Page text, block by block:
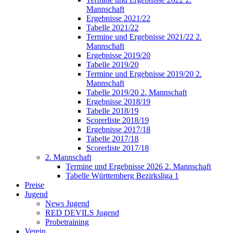
Mannschaft
Ergebnisse 2021/22
Tabelle 2021/22
Termine und Ergebnisse 2021/22 2.
Mannschaft
Ergebnisse 2019/20
Tabelle 2019/20
Termine und Ergebnisse 2019/20 2.
Mannschaft
Tabelle 2019/20 2. Mannschaft
Ergebnisse 2018/19
Tabelle 2018/19
Scorerliste 2018/19
Ergebnisse 2017/18
Tabelle 2017/18
Scorerliste 2017/18
2. Mannschaft
Termine und Ergebnisse 2026 2. Mannschaft
Tabelle Württemberg Bezirksliga 1
Preise
Jugend
News Jugend
RED DEVILS Jugend
Probetraining
Verein